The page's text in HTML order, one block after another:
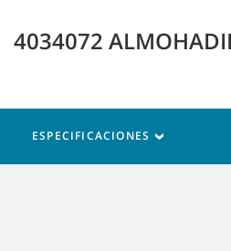
4034072
ESPECIFICACIONES